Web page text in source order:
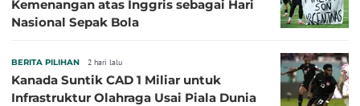
Kemenangan atas Inggris sebagai Hari
Nasional Sepak Bola
BERITA PILIHAN 2 hari lalu
Kanada Suntik CAD 1 Miliar untuk
Infrastruktur Olahraga Usai Piala Dunia